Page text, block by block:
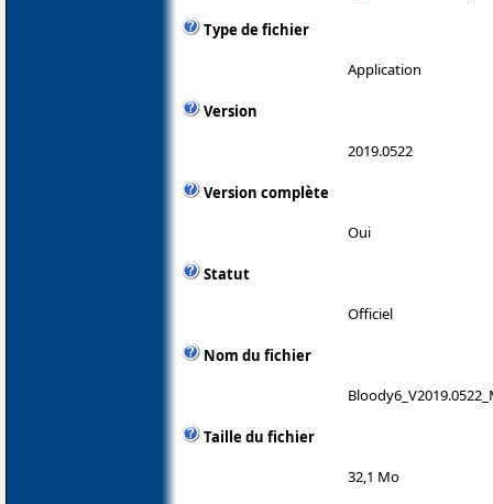
Type de fichier
Application
Version
2019.0522
Version complète
Oui
Statut
Officiel
Nom du fichier
Taille du fichier
32,1 Mo